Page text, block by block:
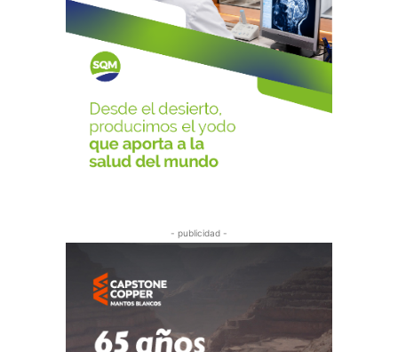
- publicidad -